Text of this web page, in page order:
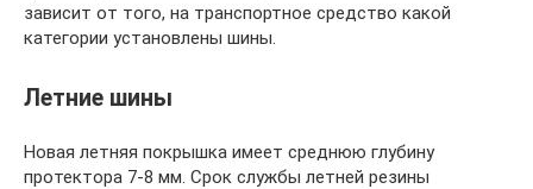
зависит от того, на транспортное средство какой
категории установлены шины.
Летние шины
Новая летняя покрышка имеет среднюю глубину
протектора 7-8 мм. Срок службы летней резины